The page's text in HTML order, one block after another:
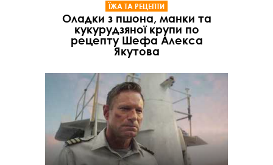
ЇЖА ТА РЕЦЕПТИ
Оладки з пшона, манки та
кукурудзяної крупи по
рецепту Шефа Алекса
Якутова